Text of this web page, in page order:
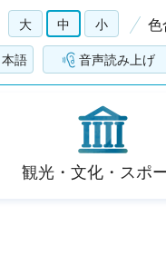
大 中 小 色
語 音声読み上げ
観光・文化・スポ